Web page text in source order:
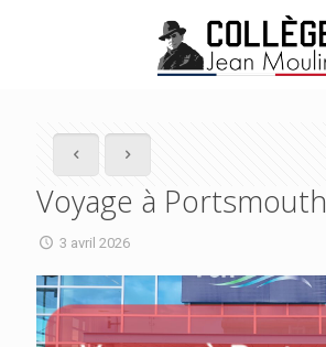
Voyage à Portsmouth
3 avril 2026